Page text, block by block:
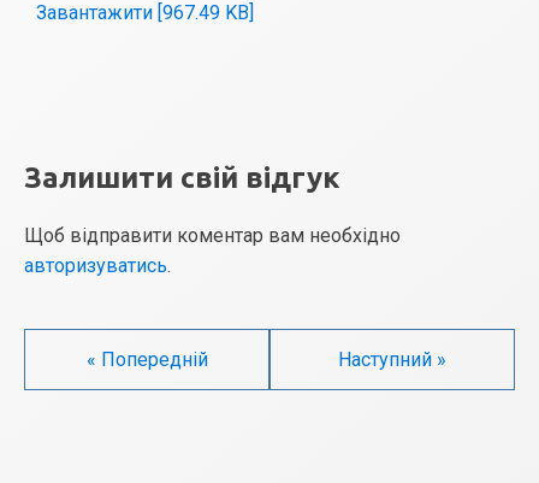
Завантажити [967.49 KB]
Залишити свій відгук
Щоб відправити коментар вам необхідно
авторизуватись.
« Попередній Наступний »